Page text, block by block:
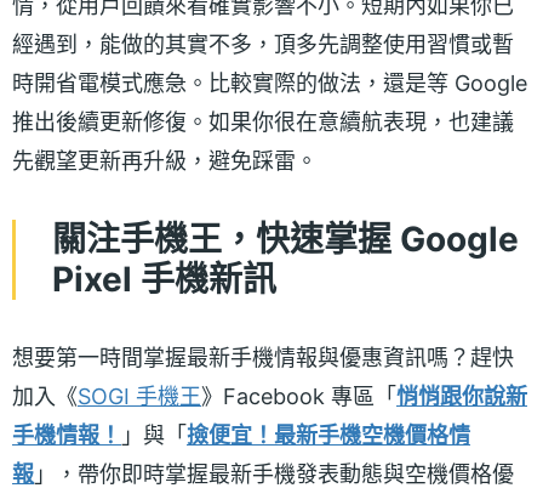
情，從用戶回饋來看確實影響不小。短期內如果你已
經遇到，能做的其實不多，頂多先調整使用習慣或暫
時開省電模式應急。比較實際的做法，還是等 Google
推出後續更新修復。如果你很在意續航表現，也建議
先觀望更新再升級，避免踩雷。
關注手機王，快速掌握 Google
Pixel 手機新訊
想要第一時間掌握最新手機情報與優惠資訊嗎？趕快
加入《SOGI 手機王》Facebook 專區「悄悄跟你說新
手機情報！ 」與「撿便宜！最新手機空機價格情
報 」，帶你即時掌握最新手機發表動態與空機價格優